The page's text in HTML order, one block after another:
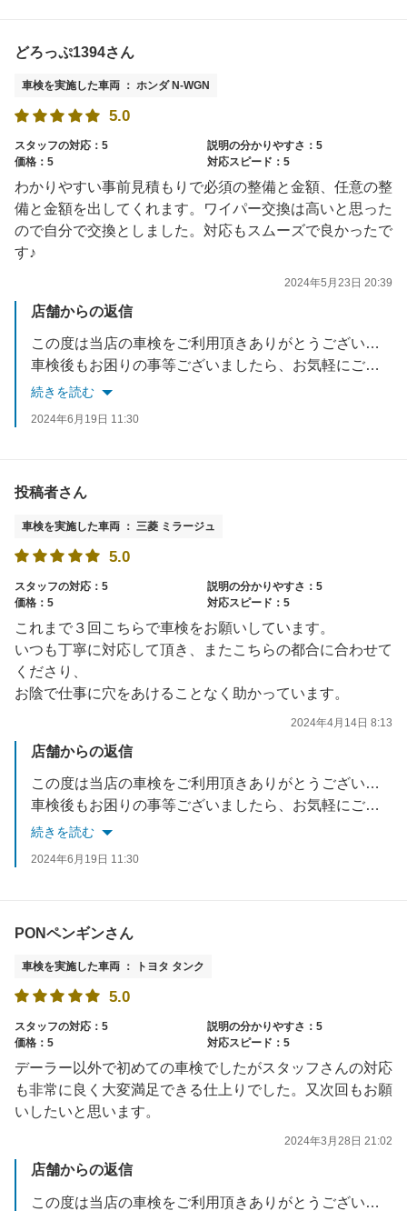
どろっぷ1394さん
車検を実施した車両 ： ホンダ N-WGN
5.0
スタッフの対応：5
説明の分かりやすさ：5
価格：5
対応スピード：5
わかりやすい事前見積もりで必須の整備と金額、任意の整
備と金額を出してくれます。ワイパー交換は高いと思った
ので自分で交換としました。対応もスムーズで良かったで
す♪
2024年5月23日 20:39
店舗からの返信
この度は当店の車検をご利用頂きありがとうございました。
車検後もお困りの事等ございましたら、お気軽にご相談下さい。
スタッフ一同お待ちしております。
続きを読む
2024年6月19日 11:30
投稿者さん
車検を実施した車両 ： 三菱 ミラージュ
5.0
スタッフの対応：5
説明の分かりやすさ：5
価格：5
対応スピード：5
これまで３回こちらで車検をお願いしています。
いつも丁寧に対応して頂き、またこちらの都合に合わせて
くださり、
お陰で仕事に穴をあけることなく助かっています。
2024年4月14日 8:13
店舗からの返信
この度は当店の車検をご利用頂きありがとうございました。
車検後もお困りの事等ございましたら、お気軽にご相談下さい。
スタッフ一同お待ちしております。
続きを読む
2024年6月19日 11:30
PONペンギンさん
車検を実施した車両 ： トヨタ タンク
5.0
スタッフの対応：5
説明の分かりやすさ：5
価格：5
対応スピード：5
デーラー以外で初めての車検でしたがスタッフさんの対応
も非常に良く大変満足できる仕上りでした。又次回もお願
いしたいと思います。
2024年3月28日 21:02
店舗からの返信
この度は当店の車検をご利用頂きありがとうございました。